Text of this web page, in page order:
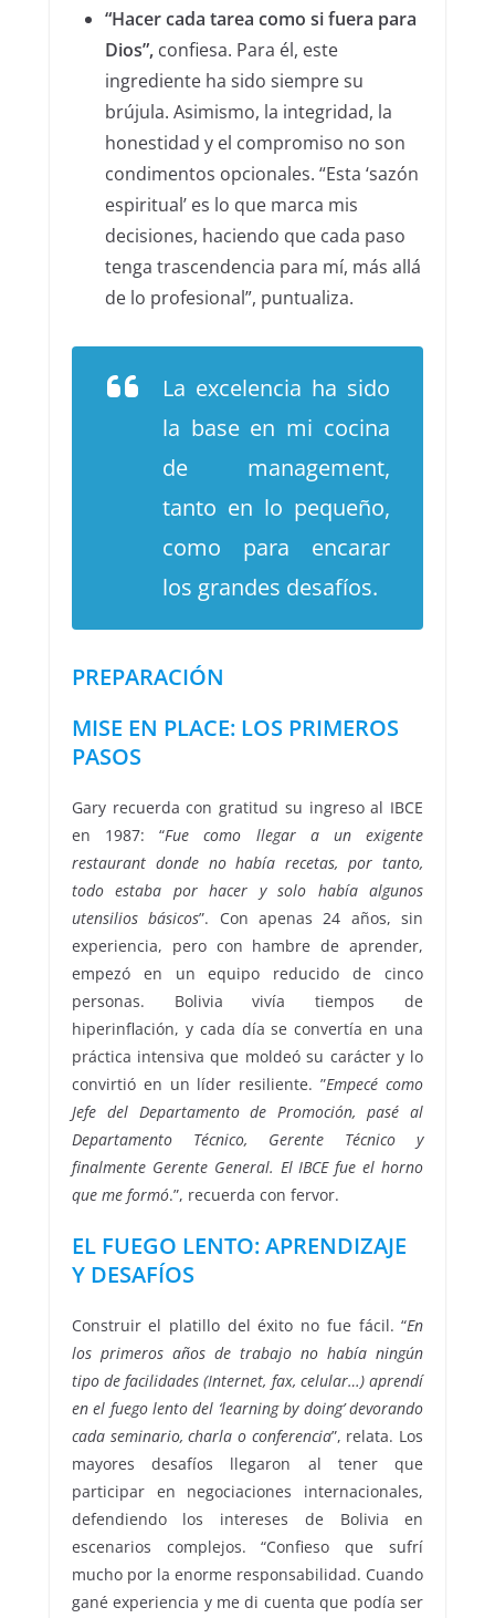
“Hacer cada tarea como si fuera para
Dios”,confiesa. Para él, este
ingrediente ha sido siempre su
brújula. Asimismo, la integridad, la
honestidad y el compromiso no son
condimentos opcionales. “Esta ‘sazón
espiritual’ es lo que marca mis
decisiones, haciendo que cada paso
tenga trascendencia para mí, más allá
de lo profesional”, puntualiza.
La excelencia ha sido
la base en mi cocina
de management,
tanto en lo pequeño,
como para encarar
los grandes desafíos.
PREPARACIÓN
MISE EN PLACE: LOS PRIMEROS
PASOS
Gary recuerda con gratitud su ingreso al IBCE
en 1987: “Fue como llegar a un exigente
restaurant donde no había recetas, por tanto,
todo estaba por hacer y solo había algunos
utensilios básicos”. Con apenas 24 años, sin
experiencia, pero con hambre de aprender,
empezó en un equipo reducido de cinco
personas. Bolivia vivía tiempos de
hiperinflación, y cada día se convertía en una
práctica intensiva que moldeó su carácter y lo
convirtió en un líder resiliente. ”Empecé como
Jefe del Departamento de Promoción, pasé al
Departamento Técnico, Gerente Técnico y
finalmente Gerente General. El IBCE fue el horno
que me formó.”, recuerda con fervor.
EL FUEGO LENTO: APRENDIZAJE
Y DESAFÍOS
Construir el platillo del éxito no fue fácil. “En
los primeros años de trabajo no había ningún
tipo de facilidades (Internet, fax, celular…) aprendí
en el fuego lento del ‘learning by doing’ devorando
cada seminario, charla o conferencia”, relata. Los
mayores desafíos llegaron al tener que
participar en negociaciones internacionales,
defendiendo los intereses de Bolivia en
escenarios complejos. “Confieso que sufrí
mucho por la enorme responsabilidad. Cuando
gané experiencia y me di cuenta que podía ser